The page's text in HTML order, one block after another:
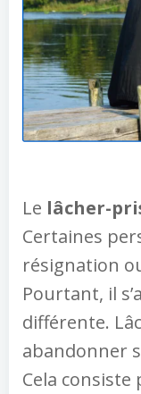
Le lâcher-
Certaines
résignation
Pourtant, il
différente.
abandonner
Cela